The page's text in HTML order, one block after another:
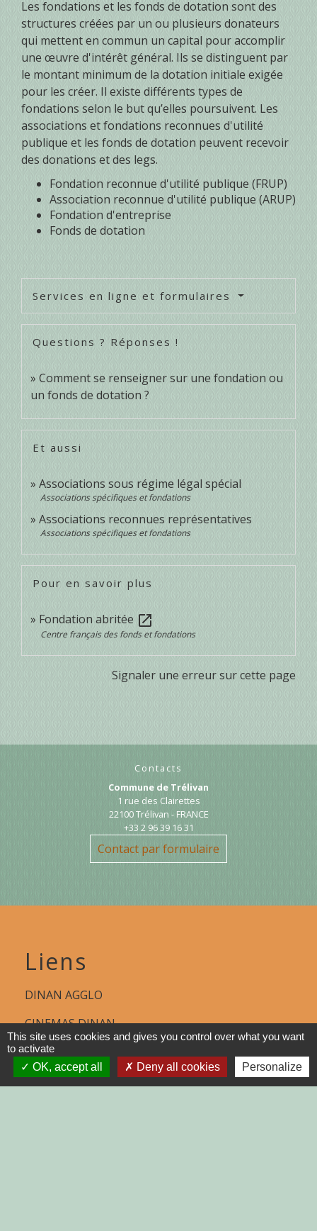
Les fondations et les fonds de dotation sont des
structures créées par un ou plusieurs donateurs
qui mettent en commun un capital pour accomplir
une œuvre d'intérêt général. Ils se distinguent par
le montant minimum de la dotation initiale exigée
pour les créer. Il existe différents types de
fondations selon le but qu’elles poursuivent. Les
associations et fondations reconnues d'utilité
publique et les fonds de dotation peuvent recevoir
des donations et des legs.
Fondation reconnue d'utilité publique (FRUP)
Association reconnue d'utilité publique (ARUP)
Fondation d'entreprise
Fonds de dotation
Services en ligne et formulaires
Questions ? Réponses !
Comment se renseigner sur une fondation ou
un fonds de dotation ?
Et aussi
Associations sous régime légal spécial
Associations spécifiques et fondations
Associations reconnues représentatives
Associations spécifiques et fondations
Pour en savoir plus
Fondation abritée open_in_new
Centre français des fonds et fondations
Signaler une erreur sur cette page
Contacts
Commune de Trélivan
1 rue des Clairettes
22100 Trélivan - FRANCE
+33 2 96 39 16 31
Contact par formulaire
Liens
DINAN AGGLO
CINEMAS DINAN
COTES D'ARMOR
REGION BRETAGNE
This site uses cookies and gives you control over what you want
to activate
OK, accept all
Deny all cookies Personalize